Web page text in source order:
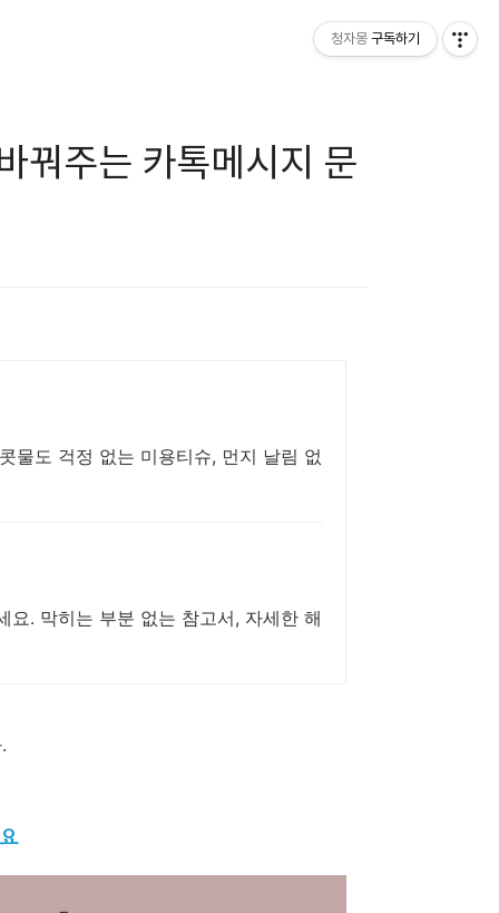
꿔주는 카톡메시지 문
물도 걱정 없는 미용티슈, 먼지 날림 없
. 막히는 부분 없는 참고서, 자세한 해
청자몽 구독하기